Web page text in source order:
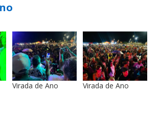
Virada de Ano Virada de Ano